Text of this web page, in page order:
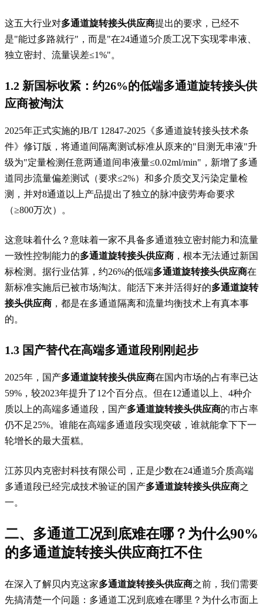
这五大行业对多通道旋转接头供应商提出的要求，已经不
是"能过多路就行"，而是"在24通道5介质工况下实现零串液、
独立密封、流量误差≤1%"。
1.2 新国标收紧：约26%的低端多通道旋转接头供
应商被淘汰
2025年正式实施的JB/T 12847-2025《多通道旋转接头技术条
件》修订版，将通道间隔离测试标准从原来的"目测无串液"升
级为"定量检测任意两通道间串液量≤0.02ml/min"，新增了多通
道同步流量偏差测试（要求≤2%）和多介质交叉污染定量检
测，并对8通道以上产品提出了独立的脉冲疲劳寿命要求
（≥800万次）。
这意味着什么？意味着一家不具备多通道独立密封能力和流量
一致性控制能力的多通道旋转接头供应商 ，根本无法通过新国
标检测。据行业估算，约26%的低端多通道旋转接头供应商在
新标准实施后已被市场淘汰。能活下来并活得好的多通道旋转
接头供应商 ，都是在多通道隔离和流量均衡技术上有真本事
的。
1.3 国产替代在高端多通道段刚刚起步
2025年，国产多通道旋转接头供应商在国内市场的占有率已达
59%，较2023年提升了12个百分点。但在12通道以上、4种介
质以上的高端多通道段，国产多通道旋转接头供应商的市占率
仍不足25%。谁能在高端多通道段实现突破，谁就能拿下下一
轮增长的最大蛋糕。
江苏贝内克密封科技有限公司，正是少数在24通道5介质高端
多通道段已经完成技术验证的国产多通道旋转接头供应商之
一。
二、多通道工况到底难在哪？为什么90%
的多通道旋转接头供应商扛不住
在深入了解贝内克这家多通道旋转接头供应商之前，我们需要
先搞清楚一个问题：多通道工况到底难在哪里？为什么市面上